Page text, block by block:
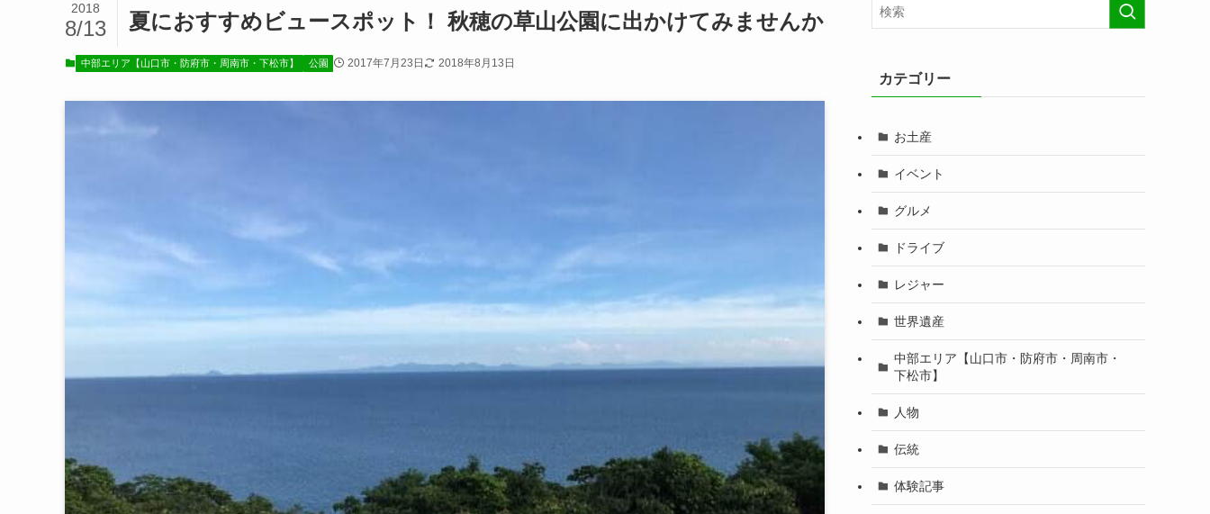
夏におすすめビュースポット！ 秋穂の草山公園に出かけてみませんか
2018
8/13
中部エリア【山口市・防府市・周南市・下松市】 公園 2017年7月23日 2018年8月13日
カテゴリー
お土産
イベント
グルメ
ドライブ
レジャー
世界遺産
中部エリア【山口市・防府市・周南市・
下松市】
人物
伝統
体験記事